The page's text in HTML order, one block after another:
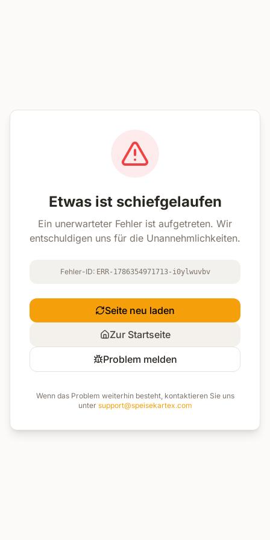
Etwas ist schiefgelaufen
Ein unerwarteter Fehler ist aufgetreten. Wir
entschuldigen uns für die Unannehmlichkeiten.
Fehler-ID: ERR-1786354971713-i0ylwuvbv
Seite neu laden
Zur Startseite
Problem melden
Wenn das Problem weiterhin besteht, kontaktieren Sie uns
unter support@speisekartex.com